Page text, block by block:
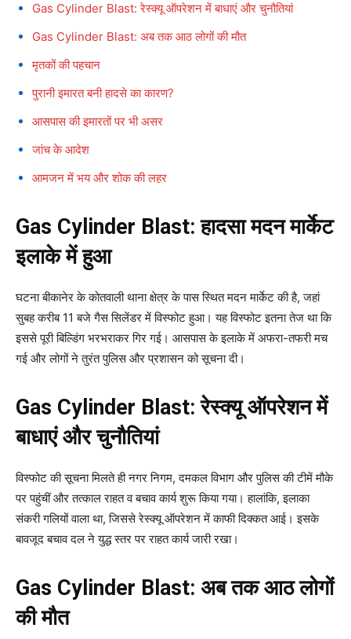
Gas Cylinder Blast: रेस्क्यू ऑपरेशन में बाधाएं और चुनौतियां
Gas Cylinder Blast: अब तक आठ लोगों की मौत
मृतकों की पहचान
पुरानी इमारत बनी हादसे का कारण?
आसपास की इमारतों पर भी असर
जांच के आदेश
आमजन में भय और शोक की लहर
Gas Cylinder Blast: हादसा मदन मार्केट
इलाके में हुआ
घटना बीकानेर के कोतवाली थाना क्षेत्र के पास स्थित मदन मार्केट की है, जहां
सुबह करीब 11 बजे गैस सिलेंडर में विस्फोट हुआ। यह विस्फोट इतना तेज था कि
इससे पूरी बिल्डिंग भरभराकर गिर गई। आसपास के इलाके में अफरा-तफरी मच
गई और लोगों ने तुरंत पुलिस और प्रशासन को सूचना दी।
Gas Cylinder Blast: रेस्क्यू ऑपरेशन में
बाधाएं और चुनौतियां
विस्फोट की सूचना मिलते ही नगर निगम, दमकल विभाग और पुलिस की टीमें मौके
पर पहुंचीं और तत्काल राहत व बचाव कार्य शुरू किया गया। हालांकि, इलाका
संकरी गलियों वाला था, जिससे रेस्क्यू ऑपरेशन में काफी दिक्कत आई। इसके
बावजूद बचाव दल ने युद्ध स्तर पर राहत कार्य जारी रखा।
Gas Cylinder Blast: अब तक आठ लोगों
की मौत